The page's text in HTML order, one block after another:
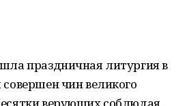
праздничная литургия в
чин великого